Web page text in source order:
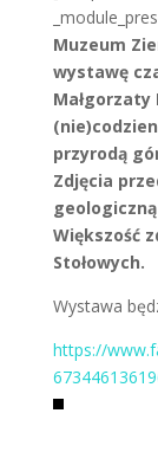
Muzeum
wystawę
przyrodą
Zdjęcia
Większość
Stołowych.
Wystawa
https://